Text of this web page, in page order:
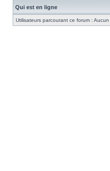
Qui est en ligne
Utilisateurs parcourant ce forum :